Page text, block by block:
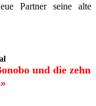
Partner seine alte
und die zehn